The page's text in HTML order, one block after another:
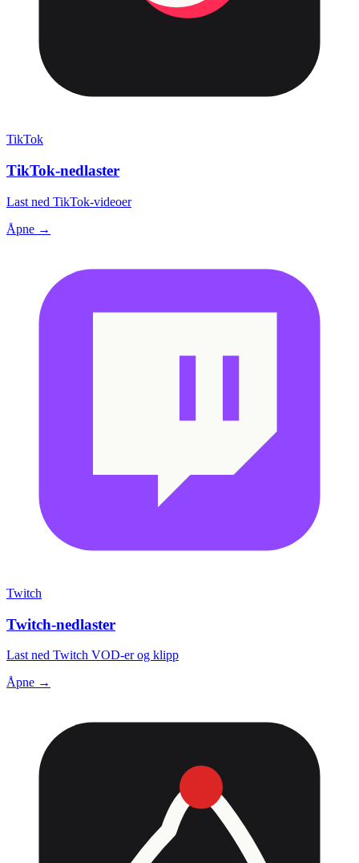
TikTok
TikTok-nedlaster
Last ned TikTok-videoer
Åpne →
Twitch
Twitch-nedlaster
Last ned Twitch VOD-er og klipp
Åpne →